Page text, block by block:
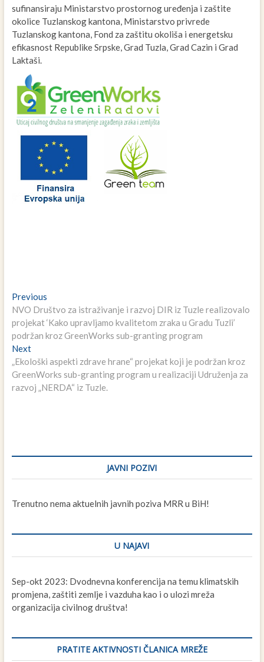
sufinansiraju Ministarstvo prostornog uređenja i zaštite
okolice Tuzlanskog kantona, Ministarstvo privrede
Tuzlanskog kantona, Fond za zaštitu okoliša i energetsku
efikasnost Republike Srpske, Grad Tuzla, Grad Cazin i Grad
Laktaši.
Navigacija
članaka
PreviousPrevious
post:
NVO Društvo za istraživanje i razvoj DIR iz Tuzle realizovalo
projekat ‘Kako upravljamo kvalitetom zraka u Gradu Tuzli’
podržan kroz GreenWorks sub-granting program
NextNext
post:
„Ekološki aspekti zdrave hrane“ projekat koji je podržan kroz
GreenWorks sub-granting program u realizaciji Udruženja za
razvoj „NERDA“ iz Tuzle.
JAVNI POZIVI
Trenutno nema aktuelnih javnih poziva MRR u BiH!
U NAJAVI
Sep-okt 2023: Dvodnevna konferencija na temu klimatskih
promjena, zaštiti zemlje i vazduha kao i o ulozi mreža
organizacija civilnog društva!
PRATITE AKTIVNOSTI ČLANICA MREŽE